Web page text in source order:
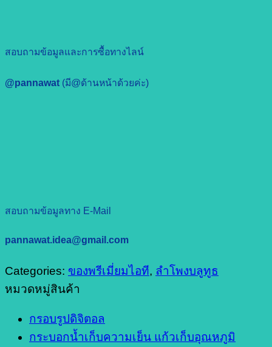
สอบถามข้อมูลและการซื้อทางไลน์
@pannawat (มี@ด้านหน้าด้วยค่ะ)
สอบถามข้อมูลทาง E-Mail
pannawat.idea@gmail.com
Categories: ของพรีเมี่ยมไอที, ลำโพงบลูทูธ
หมวดหมู่สินค้า
กรอบรูปดิจิตอล
กระบอกน้ำเก็บความเย็น แก้วเก็บอุณหภูมิ